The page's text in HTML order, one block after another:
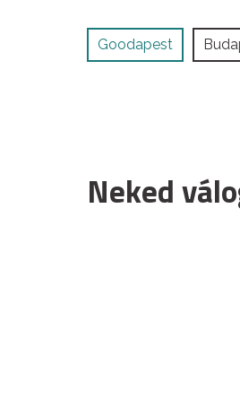
Goodapest
Neked